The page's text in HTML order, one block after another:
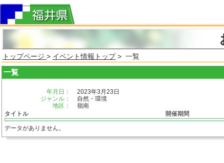
トップページ > イベント情報トップ> 一覧
一覧
年月日：
2023年3月23日
ジャンル：
自然・環境
地区：
嶺南
タイトル
開催期間
データがありません。